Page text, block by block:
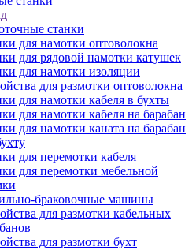
станки
для намотки оптоволокна
для рядовой намотки катушек
для намотки изоляции
для размотки оптоволокна
для намотки кабеля в бухты
для намотки кабеля на барабан
для намотки каната на барабан
для перемотки кабеля
для перемотки мебельной
браковочные машины
для размотки кабельных
для размотки бухт